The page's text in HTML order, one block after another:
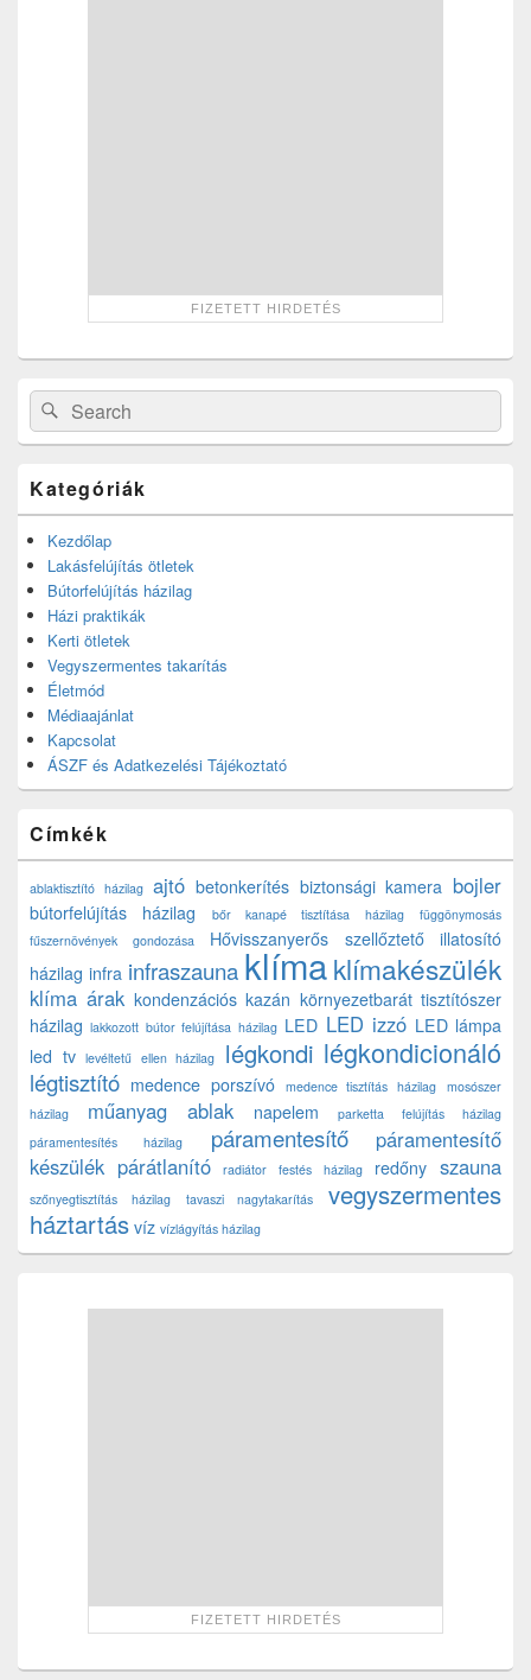
Search
for:
Search
Kategóriák
Kezdőlap
Lakásfelújítás ötletek
Bútorfelújítás házilag
Házi praktikák
Kerti ötletek
Vegyszermentes takarítás
Életmód
Médiaajánlat
Kapcsolat
ÁSZF és Adatkezelési Tájékoztató
Címkék
ablaktisztító házilag ajtó betonkerítés biztonsági kamera bojler
bútorfelújítás házilag bőr kanapé tisztítása házilag
függönymosás
fűszernövények gondozása
Hővisszanyerős szellőztető
illatosító
házilag infra infraszauna klímaklímakészülék
klíma árak kondenzációs kazán környezetbarát tisztítószer
házilag lakkozott bútor felújítása házilag LED LED izzó LED lámpa
led tv levéltetű ellen házilag légkondi légkondicionáló
légtisztító medence porszívó medence tisztítás házilag
mosószer
házilag
műanyag ablak napelem
parketta felújítás házilag
páramentesítés házilag
páramentesítő
páramentesítő
készülék párátlanító radiátor festés házilag redőny szauna
szőnyegtisztítás házilag tavaszi nagytakarítás
vegyszermentes
háztartás víz vízlágyítás házilag